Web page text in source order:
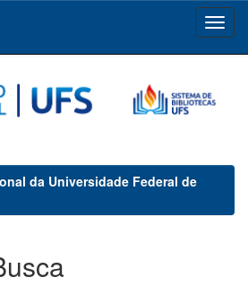
da Universidade Federal de